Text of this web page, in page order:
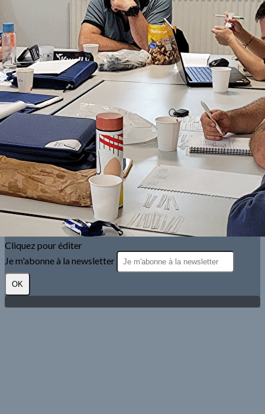
Exporter les lignes sélectionnées
Exporter toutes les colonnes
Exporter uniquement les colonnes affichées
Menu
<
>
Féminisation
Evènements, animations
Projet 2017 - 2024
Evènements / Conférences / Corpo ...
?>
Images de la page d'accueil
Cliquez pour éditer
Texte, bouton et/ou inscription à la newsletter
Cliquez pour éditer
Je m'abonne à la newsletter
OK